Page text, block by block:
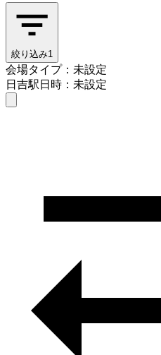
絞り込み1
会場タイプ：未設定
日吉駅日時：未設定